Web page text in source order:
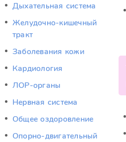
Дыхательная система
Желудочно-кишечный
тракт
Заболевания кожи
Кардиология
ЛОР-органы
Нервная система
Общее оздоровление
Опорно-двигательный